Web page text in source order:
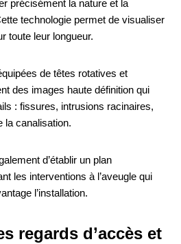
précisément la nature et la
technologie permet de visualiser
toute leur longueur.
de têtes rotatives et
des images haute définition qui
: fissures, intrusions racinaires,
la canalisation.
d’établir un plan
les interventions à l’aveugle qui
l’installation.
regards d’accès et